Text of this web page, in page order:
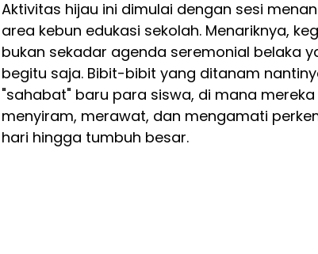
Aktivitas hijau ini dimulai dengan sesi
area kebun edukasi sekolah. Menariknya,
bukan sekadar agenda seremonial belaka
begitu saja. Bibit-bibit yang ditanam
"sahabat" baru para siswa, di mana
menyiram, merawat, dan mengamati
hari hingga tumbuh besar.